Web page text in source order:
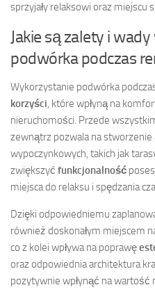
sprzyjały relaksowi oraz miejscu
Jakie są zalety i
podwórka podczas
Wykorzystanie podwórka
korzyści, które wpłyną na
nieruchomości. Przede
zewnątrz pozwala na
wypoczynkowych, takich jak
zwiększyć funkcjonalność
miejsca do relaksu i spędzania
Dzięki odpowiedniemu
również doskonałym miejscem
co z kolei wpływa na poprawę
oraz odpowiednia architektura
pozytywnie wpłynąć na wartość